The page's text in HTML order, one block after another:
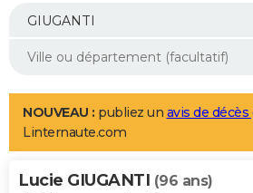
Mobiles
Meilleur smartphone
Internet
Ordinateurs
Jeux vidéo
Guide high-tech
Aménagement intérieur
LIFESTYLE
Art de vivre
Bien-être
Loisirs
Mode
Modes de vie
Alimentation
Guide de la santé
Maladies
Médicaments
Sommeil
VOYAGE
NOUVEAU : publiez un avis de
Linternaute.com
Lucie GIUGANTI (96 ans)